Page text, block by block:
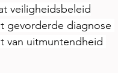
veiligheidsbeleid
gevorderde diagnose
van uitmuntendheid